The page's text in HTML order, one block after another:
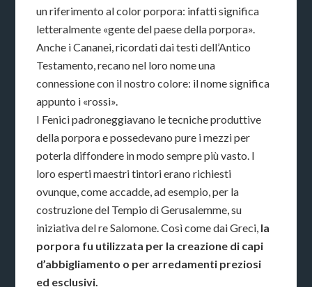
un riferimento al color porpora: infatti significa
letteralmente «gente del paese della porpora».
Anche i Cananei, ricordati dai testi dell’Antico
Testamento, recano nel loro nome una
connessione con il nostro colore: il nome significa
appunto i «rossi».
I Fenici padroneggiavano le tecniche produttive
della porpora e possedevano pure i mezzi per
poterla diffondere in modo sempre più vasto. I
loro esperti maestri tintori erano richiesti
ovunque, come accadde, ad esempio, per la
costruzione del Tempio di Gerusalemme, su
iniziativa del re Salomone. Così come dai Greci, la
porpora fu utilizzata per la creazione di capi
d’abbigliamento o per arredamenti preziosi
ed esclusivi.